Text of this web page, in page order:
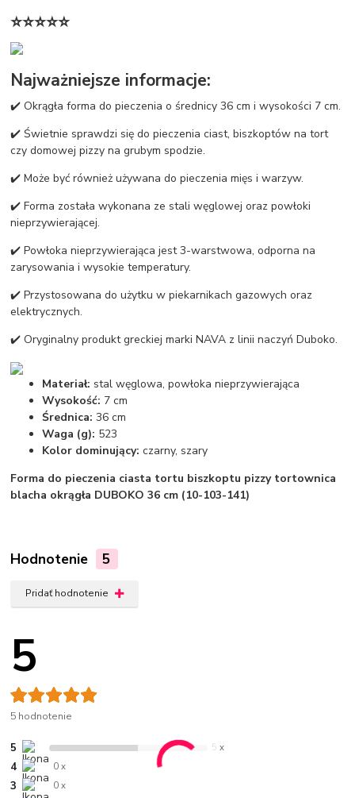
⭐⭐⭐⭐⭐
Najważniejsze informacje:
✔️ Okrągła forma do pieczenia o średnicy 36 cm i wysokości 7 cm.
✔️ Świetnie sprawdzi się do pieczenia ciast, biszkoptów na tort
czy domowej pizzy na grubym spodzie.
✔️ Może być również używana do pieczenia mięs i warzyw.
✔️ Forma została wykonana ze stali węglowej oraz powłoki
nieprzywierającej.
✔️ Powłoka nieprzywierająca jest 3-warstwowa, odporna na
zarysowania i wysokie temperatury.
✔️ Przystosowana do użytku w piekarnikach gazowych oraz
elektrycznych.
✔️ Oryginalny produkt greckiej marki NAVA z linii naczyń Duboko.
Materiał: stal węglowa, powłoka nieprzywierająca
Wysokość: 7 cm
Średnica: 36 cm
Waga (g): 523
Kolor dominujący: czarny, szary
Forma do pieczenia ciasta tortu biszkoptu pizzy tortownica
blacha okrągła DUBOKO 36 cm (10-103-141)
Hodnotenie 5
Pridať hodnotenie
5
5 hodnotenie
5 5 x
4 0 x
3 0 x